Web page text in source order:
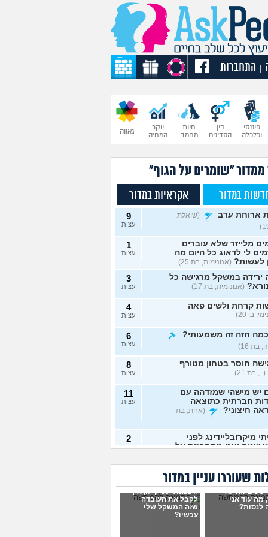
התחברות
פיננסי
וכלכלה
בין
הסדינים
חיות
מחמד
יוקר
המחיה
גאווה
ממדור "שומרים על הגוף"
במדור אקראיות במדור
ארוחת ערב
(שואלת,
9
עצות
מלייזר שלא עוברים
לי לדאוג כל היום מה
לעשות? (אנונימית, בת 25)
1
עצות
ירידה במשקל מרגישה כל
(אנונימית, בת 17)
3
עצות
קרחת ולשים פאה
בן 20)
4
עצות
חזה זה משמעותי?
בת 16)
6
עצות
חוסר בטחון מטורף
(.., בת 21)
8
עצות
יש מישהי שמזדהה עם
חברתית כתוצאה
חיצוני?
(אחת, בת
11
עצות
מיקרובליידינג לפני
שנים ואני מתחרטת על
2
לדעת אם אני בחורה יפה?
כלפי חוץ?
בת 21)
אימוני כח יעילים יותר
מהירה במשקל גוף?
שעוררו עניין במדור
כינים וזה לא
מה עוד אני
לנסות?
השמנתי 30 קילו, איך
לקבל את העובדה
שזה המשקל שלי
עכשיו?